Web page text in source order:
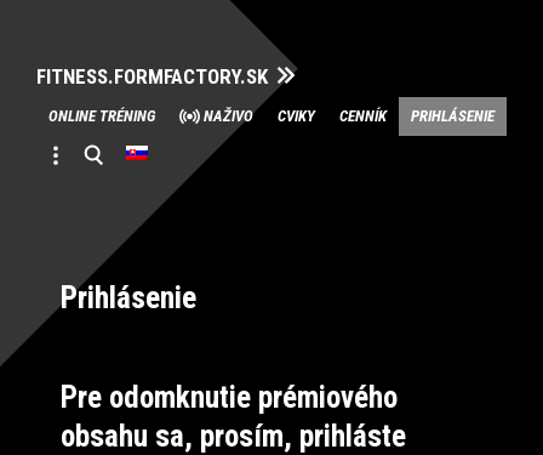
FITNESS.FORMFACTORY.SK
Skip
to
content
ONLINE TRÉNING NAŽIVO CVIKY CENNÍK PRIHLÁSENIE
Prihlásenie
Pre odomknutie prémiového
obsahu sa, prosím, prihláste